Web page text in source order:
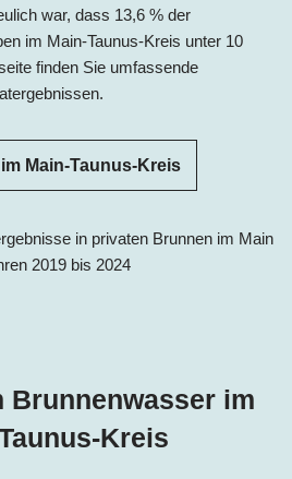
war, dass 13,6 % der
im Main-Taunus-Kreis unter 10
finden Sie umfassende
Main-Taunus-Kreis
Brunnenwasser im
Kreis